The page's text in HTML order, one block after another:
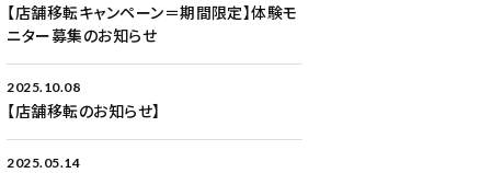
【店舗移転キャンペーン＝期間限定】体験モ
ニター募集のお知らせ
2025.10.08
【店舗移転のお知らせ】
2025.05.14